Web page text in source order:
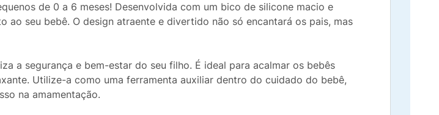
de 0 a 6 meses! Desenvolvida com um bico de silicone macio e
seu bebê. O design atraente e divertido não só encantará os pais, mas
a segurança e bem-estar do seu filho. É ideal para acalmar os bebês
Utilize-a como uma ferramenta auxiliar dentro do cuidado do bebê,
na amamentação.